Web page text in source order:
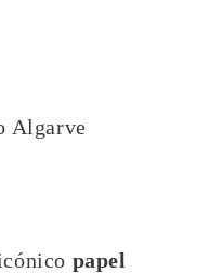
Algarve
papel